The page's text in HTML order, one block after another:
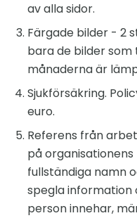
av alla sidor.
Färgade bilder - 2
bara de bilder som
månaderna är
Sjukförsäkring.
euro.
Referens från
på
fullständiga namn
spegla information
person innehar,